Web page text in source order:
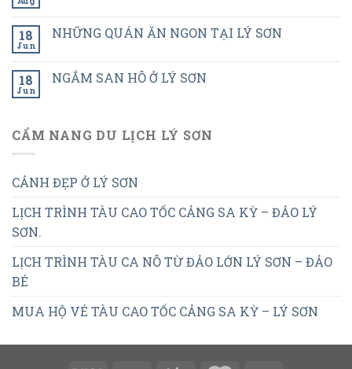
18
Jun
NHỮNG QUÁN ĂN NGON TẠI LÝ SƠN
18
Jun
NGẮM SAN HÔ Ở LÝ SƠN
CẨM NANG DU LỊCH LÝ SƠN
CẢNH ĐẸP Ở LÝ SƠN
LỊCH TRÌNH TÀU CAO TỐC CẢNG SA KỲ – ĐẢO LÝ
SƠN.
LỊCH TRÌNH TÀU CA NÔ TỪ ĐẢO LỚN LÝ SƠN – ĐẢO
BÉ
MUA HỘ VÉ TÀU CAO TỐC CẢNG SA KỲ – LÝ SƠN